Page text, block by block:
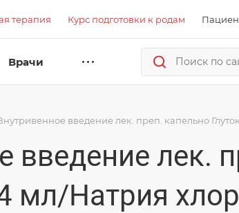
терапия Курс подготовки к родам
Врачи
Внутривенное введение лек. преп. капельно
введение лек.
мл/Натрия